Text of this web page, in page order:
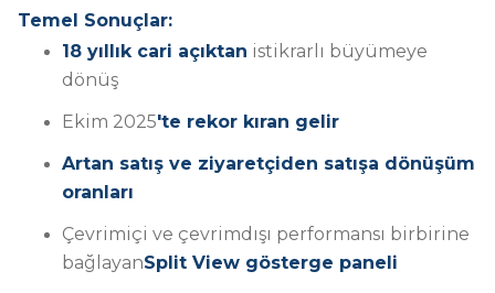
Temel Sonuçlar:
18 yıllık cari açıktan istikrarlı büyümeye
dönüş
Ekim 2025'te rekor kıran gelir
Artan satış ve ziyaretçiden satışa dönüşüm
oranları
Çevrimiçi ve çevrimdışı performansı birbirine
bağlayanSplit View gösterge paneli